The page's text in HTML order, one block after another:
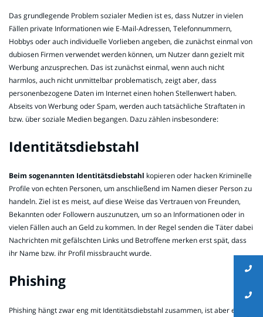
Das grundlegende Problem sozialer Medien ist es, dass Nutzer in vielen
Fällen private Informationen wie E-Mail-Adressen, Telefonnummern,
Hobbys oder auch individuelle Vorlieben angeben, die zunächst einmal von
dubiosen Firmen verwendet werden können, um Nutzer dann gezielt mit
Werbung anzusprechen. Das ist zunächst einmal, wenn auch nicht
harmlos, auch nicht unmittelbar problematisch, zeigt aber, dass
personenbezogene Daten im Internet einen hohen Stellenwert haben.
Abseits von Werbung oder Spam, werden auch tatsächliche Straftaten in
bzw. über soziale Medien begangen. Dazu zählen insbesondere:
Identitätsdiebstahl
Beim sogenannten Identitätsdiebstahl kopieren oder hacken Kriminelle
Profile von echten Personen, um anschließend im Namen dieser Person zu
handeln. Ziel ist es meist, auf diese Weise das Vertrauen von Freunden,
Bekannten oder Followern auszunutzen, um so an Informationen oder in
vielen Fällen auch an Geld zu kommen. In der Regel senden die Täter dabei
Nachrichten mit gefälschten Links und Betroffene merken erst spät, dass
ihr Name bzw. ihr Profil missbraucht wurde.
Phishing
Phishing hängt zwar eng mit Identitätsdiebstahl zusammen, ist aber eine